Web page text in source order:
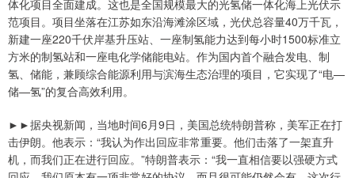
体化项目全面建成。这也是全国规模最大的光氢储一体化海上光伏示
范项目。项目坐落在江苏如东沿海滩涂区域，光伏总容量40万千瓦，
新建一座220千伏岸基升压站、一座制氢能力达到每小时1500标准立
方米的制氢站和一座电化学储能电站。作为国内首个融合发电、制
氢、储能，兼顾综合能源利用与滨海生态治理的项目，它实现了“电—
储—氢”的复合高效利用。
►►据央视新闻，当地时间6月9日，美国总统特朗普称，美军正在打
击伊朗。他表示：“我认为作出回应非常重要。他们击落了一架直升
机，而我们正在进行回应。”特朗普表示：“我一直相信要以强硬方式